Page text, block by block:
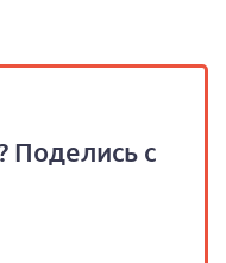
Поделись с